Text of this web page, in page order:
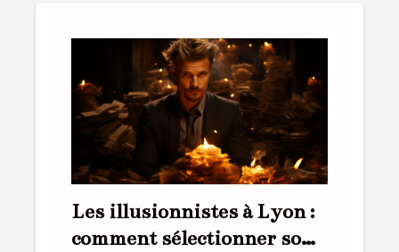
Les illusionnistes à Lyon :
comment sélectionner son